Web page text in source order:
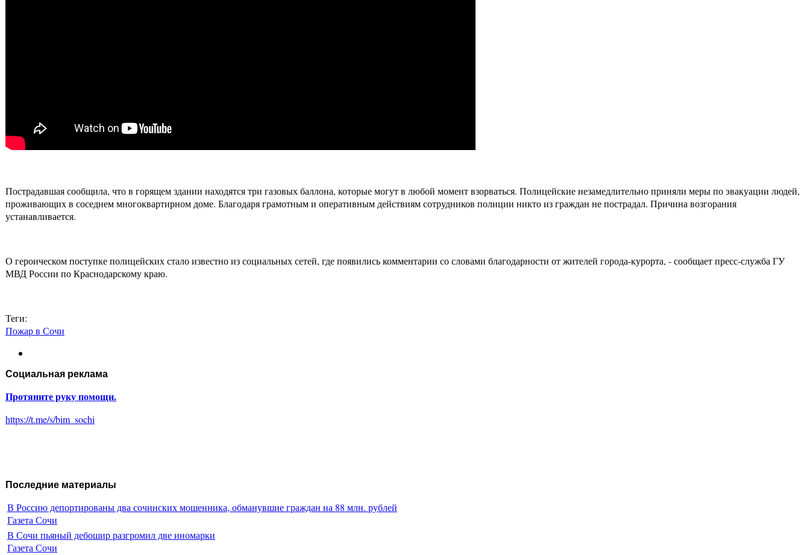
Пострадавшая сообщила, что в горящем здании находятся три газовых баллона, которые могут в любой момент взорваться. Полицейские незамедлительно приняли меры по эвакуации людей,
проживающих в соседнем многоквартирном доме. Благодаря грамотным и оперативным действиям сотрудников полиции никто из граждан не пострадал. Причина возгорания
устанавливается.
О героическом поступке полицейских стало известно из социальных сетей, где появились комментарии со словами благодарности от жителей города-курорта, - сообщает пресс-служба ГУ
МВД России по Краснодарскому краю.
Теги:
Пожар в Сочи
Социальная реклама
Протяните руку помощи.
https://t.me/s/bim_sochi
Последние материалы
В Россию депортированы два сочинских мошенника, обманувшие граждан на 88 млн. рублей
Газета Сочи
В Сочи пьяный дебошир разгромил две иномарки
Газета Сочи